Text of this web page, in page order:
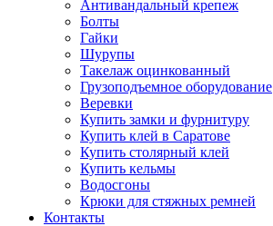
Антивандальный крепеж
Болты
Гайки
Шурупы
Такелаж оцинкованный
Грузоподъемное оборудование
Веревки
Купить замки и фурнитуру
Купить клей в Саратове
Купить столярный клей
Купить кельмы
Водосгоны
Крюки для стяжных ремней
Контакты